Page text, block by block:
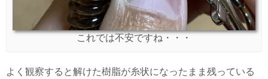
これでは不安ですね・・・
よく観察すると解けた樹脂が糸状になったまま残っている